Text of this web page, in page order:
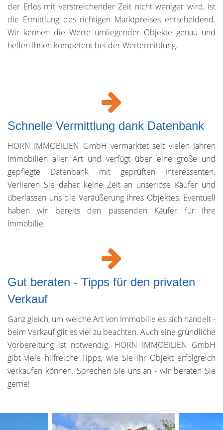
der Erlös mit verstreichender Zeit nicht weniger wird, ist
die Ermittlung des richtigen Marktpreises entscheidend.
Wir kennen die Werte umliegender Objekte genau und
helfen Ihnen kompetent bei der Wertermittlung.
Schnelle Vermittlung dank Datenbank
HORN IMMOBILIEN GmbH vermarktet seit vielen Jahren
Immobilien aller Art und verfügt über eine große und
gepflegte Datenbank mit geprüften Interessenten.
Verlieren Sie daher keine Zeit an unseriöse Käufer und
überlassen uns die Veräußerung Ihres Objektes. Eventuell
haben wir bereits den passenden Käufer für Ihre
Immobilie.
Gut beraten - Tipps für den privaten
Verkauf
Ganz gleich, um welche Art von Immobilie es sich handelt -
beim Verkauf gilt es viel zu beachten. Auch eine gründliche
Vorbereitung ist notwendig. HORN IMMOBILIEN GmbH
gibt viele hilfreiche Tipps, wie Sie Ihr Objekt erfolgreich
verkaufen können. Sprechen Sie uns an - wir beraten Sie
gerne!